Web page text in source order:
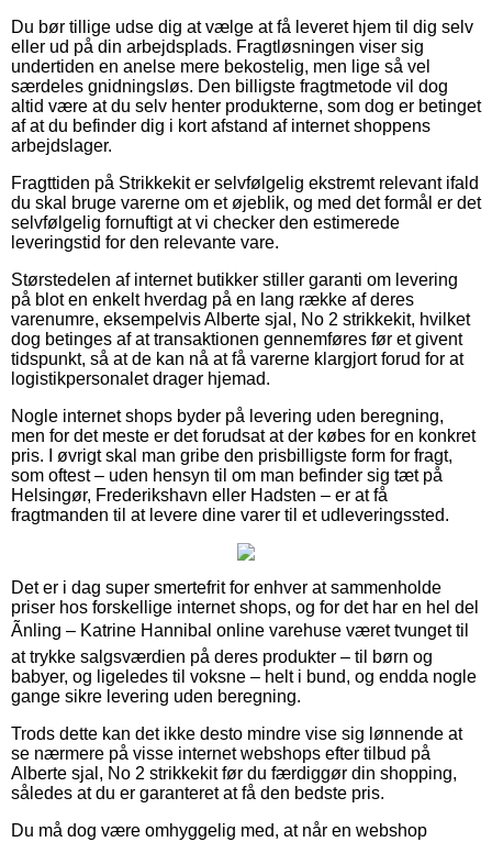
Du bør tillige udse dig at vælge at få leveret hjem til dig selv
eller ud på din arbejdsplads. Fragtløsningen viser sig
undertiden en anelse mere bekostelig, men lige så vel
særdeles gnidningsløs. Den billigste fragtmetode vil dog
altid være at du selv henter produkterne, som dog er betinget
af at du befinder dig i kort afstand af internet shoppens
arbejdslager.
Fragttiden på Strikkekit er selvfølgelig ekstremt relevant ifald
du skal bruge varerne om et øjeblik, og med det formål er det
selvfølgelig fornuftigt at vi checker den estimerede
leveringstid for den relevante vare.
Størstedelen af internet butikker stiller garanti om levering
på blot en enkelt hverdag på en lang række af deres
varenumre, eksempelvis Alberte sjal, No 2 strikkekit, hvilket
dog betinges af at transaktionen gennemføres før et givent
tidspunkt, så at de kan nå at få varerne klargjort forud for at
logistikpersonalet drager hjemad.
Nogle internet shops byder på levering uden beregning,
men for det meste er det forudsat at der købes for en konkret
pris. I øvrigt skal man gribe den prisbilligste form for fragt,
som oftest – uden hensyn til om man befinder sig tæt på
Helsingør, Frederikshavn eller Hadsten – er at få
fragtmanden til at levere dine varer til et udleveringssted.
Det er i dag super smertefrit for enhver at sammenholde
priser hos forskellige internet shops, og for det har en hel del
Ãnling – Katrine Hannibal online varehuse været tvunget til
at trykke salgsværdien på deres produkter – til børn og
babyer, og ligeledes til voksne – helt i bund, og endda nogle
gange sikre levering uden beregning.
Trods dette kan det ikke desto mindre vise sig lønnende at
se nærmere på visse internet webshops efter tilbud på
Alberte sjal, No 2 strikkekit før du færdiggør din shopping,
således at du er garanteret at få den bedste pris.
Du må dog være omhyggelig med, at når en webshop